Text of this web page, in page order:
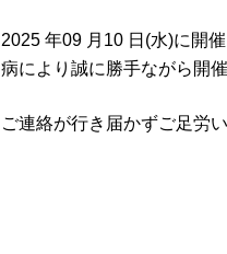
2025 年09 月10 日(水)に開
病により誠に勝手ながら開
ご連絡が行き届かずご足労